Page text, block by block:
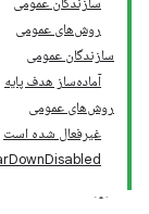
روش‌های عمومی
سازندگان عمومی
آماده‌ساز هدف پایه
روش‌های عمومی
غیرفعال شده است